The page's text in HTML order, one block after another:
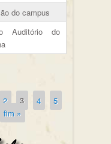
do campus
Auditório do
2 3 4
5
fim »